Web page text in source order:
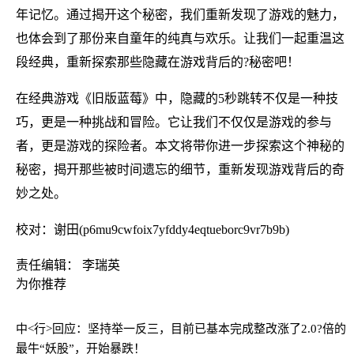
年记忆。通过揭开这个秘密，我们重新发现了游戏的魅力，
也体会到了那份来自童年的纯真与欢乐。让我们一起重温这
段经典，重新探索那些隐藏在游戏背后的?秘密吧！
在经典游戏《旧版蓝莓》中，隐藏的5秒跳转不仅是一种技
巧，更是一种挑战和冒险。它让我们不仅仅是游戏的参与
者，更是游戏的探险者。本文将带你进一步探索这个神秘的
秘密，揭开那些被时间遗忘的细节，重新发现游戏背后的奇
妙之处。
校对：谢田(p6mu9cwfoix7yfddy4eqtueborc9vr7b9b)
责任编辑： 李瑞英
为你推荐
中<行>回应：坚持举一反三，目前已基本完成整改涨了2.0?倍的
最牛“妖股”，开始暴跌！